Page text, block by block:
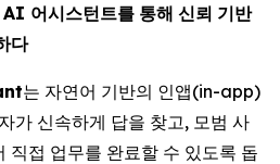
어시스턴트를 통해 신뢰 기반
다
는 자연어 기반의 인앱(in-app)
가 신속하게 답을 찾고, 모범 사
직접 업무를 완료할 수 있도록 돕